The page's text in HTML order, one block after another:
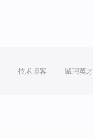
技术博客 诚聘英才